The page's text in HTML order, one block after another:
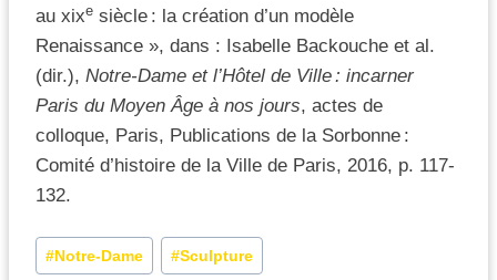
au xixe siècle : la création d’un modèle
Renaissance », dans : Isabelle Backouche et al.
(dir.), Notre-Dame et l’Hôtel de Ville: incarner
Paris du MoyenÂge à nos jours, actes de
colloque, Paris, Publications de la Sorbonne :
Comité d’histoire de la Ville de Paris, 2016, p. 117-
132.
#Notre-Dame #Sculpture